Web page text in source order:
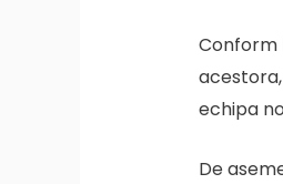
Conform
echipa
De